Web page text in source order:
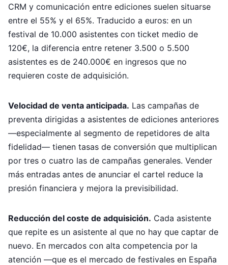
CRM y comunicación entre ediciones suelen situarse
entre el 55% y el 65%. Traducido a euros: en un
festival de 10.000 asistentes con ticket medio de
120€, la diferencia entre retener 3.500 o 5.500
asistentes es de 240.000€ en ingresos que no
requieren coste de adquisición.
Velocidad de venta anticipada. Las campañas de
preventa dirigidas a asistentes de ediciones anteriores
—especialmente al segmento de repetidores de alta
fidelidad— tienen tasas de conversión que multiplican
por tres o cuatro las de campañas generales. Vender
más entradas antes de anunciar el cartel reduce la
presión financiera y mejora la previsibilidad.
Reducción del coste de adquisición. Cada asistente
que repite es un asistente al que no hay que captar de
nuevo. En mercados con alta competencia por la
atención —que es el mercado de festivales en España